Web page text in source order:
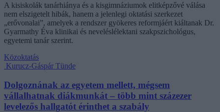
A kisiskolák tanárhiánya és a kisgimnáziumok elitképzővé válása
nem elszigetelt hibák, hanem a jelenlegi oktatási szerkezet
„erővonalai”, amelyek a rendszer gyökeres reformjáért kiáltanak Dr.
Gyarmathy Éva klinikai és neveléslélektani szakpszichológus,
egyetemi tanár szerint.
Közoktatás
Kurucz-Gáspár Tünde
Dolgoznának az egyetem mellett, mégsem
vállalhatnak diákmunkát – több mint százezer
levelezős hallgatót érinthet a szabály